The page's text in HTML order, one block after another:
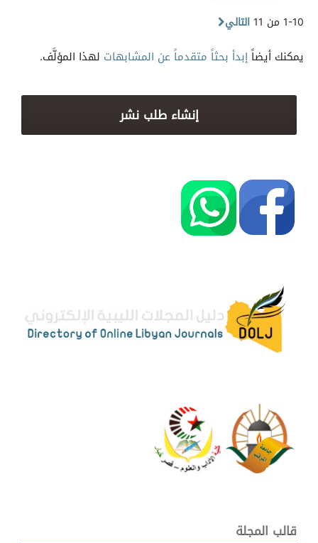
1-10 من 11
التالي
يمكنك أيضاًإبدأ بحثاً متقدماً عن المشابهات لهذا المؤلَّف.
إنشاء طلب نشر
قالب المجلة